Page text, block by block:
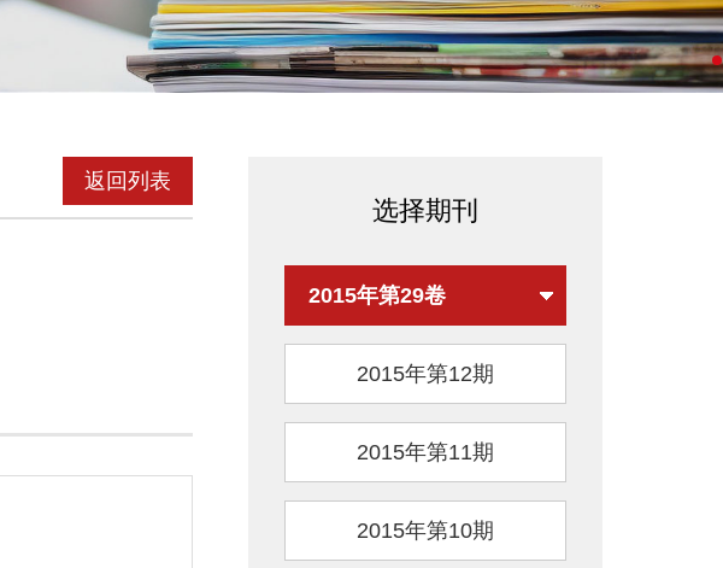
返回列表
选择期刊
2015年第29卷
2015年第12期
2015年第11期
2015年第10期